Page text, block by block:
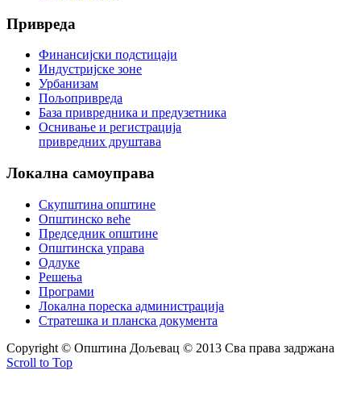
Привреда
Финансијски подстицаји
Индустријске зоне
Урбанизам
Пољопривреда
База привредника и предузетника
Оснивање и регистрација
привредних друштава
Локална самоуправа
Скупштина општине
Општинско веће
Председник општине
Општинска управа
Одлуке
Решења
Програми
Локална пореска администрација
Стратешка и планска документа
Copyright © Oпштина Дољевац © 2013 Сва права задржана
Scroll to Top